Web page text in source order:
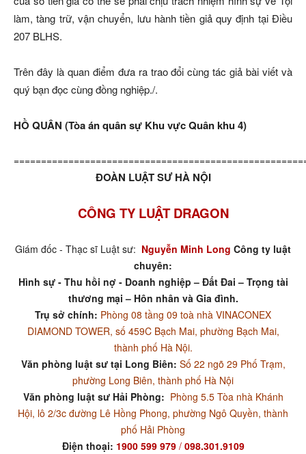
làm, tàng trữ, vận chuyển, lưu hành tiền giả quy định tại Điều
207 BLHS.
Trên đây là quan điểm đưa ra trao đổi cùng tác giả bài viết và
quý bạn đọc cùng đồng nghiệp./.
HỒ QUÂN (Tòa án quân sự Khu vực Quân khu 4)
ĐOÀN LUẬT SƯ HÀ NỘI
CÔNG TY LUẬT DRAGON
Giám đốc - Thạc sĩ Luật sư: Nguyễn Minh Long Công ty luật
chuyên:
Hình sự - Thu hồi nợ - Doanh nghiệp – Đất Đai – Trọng tài
thương mại – Hôn nhân và Gia đình.
Trụ sở chính: Phòng 08 tầng 09 toà nhà VINACONEX
DIAMOND TOWER, số 459C Bạch Mai, phường Bạch Mai,
thành phố Hà Nội.
Văn phòng luật sư tại Long Biên: Số 22 ngõ 29 Phố Trạm,
phường Long Biên, thành phố Hà Nội
Văn phòng luật sư Hải Phòng: Phòng 5.5 Tòa nhà Khánh
Hội, lô 2/3c đường Lê Hồng Phong, phường Ngô Quyền, thành
phố Hải Phòng
Điện thoại: 1900 599 979/ 098.301.9109